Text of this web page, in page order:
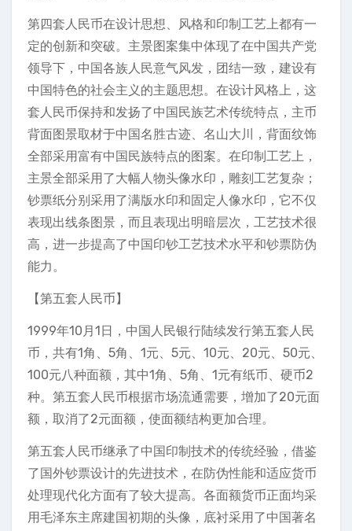
第四套人民币在设计思想、风格和印制工艺上都有一
定的创新和突破。主景图案集中体现了在中国共产党
领导下，中国各族人民意气风发，团结一致，建设有
中国特色的社会主义的主题思想。在设计风格上，这
套人民币保持和发扬了中国民族艺术传统特点，主币
背面图景取材于中国名胜古迹、名山大川，背面纹饰
全部采用富有中国民族特点的图案。在印制工艺上，
主景全部采用了大幅人物头像水印，雕刻工艺复杂；
钞票纸分别采用了满版水印和固定人像水印，它不仅
表现出线条图景，而且表现出明暗层次，工艺技术很
高，进一步提高了中国印钞工艺技术水平和钞票防伪
能力。
【第五套人民币】
1999年10月1日，中国人民银行陆续发行第五套人民
币，共有1角、5角、1元、5元、10元、20元、50元、
100元八种面额，其中1角、5角、1元有纸币、硬币2
种。第五套人民币根据市场流通需要，增加了20元面
额，取消了2元面额，使面额结构更加合理。
第五套人民币继承了中国印制技术的传统经验，借鉴
了国外钞票设计的先进技术，在防伪性能和适应货币
处理现代化方面有了较大提高。各面额货币正面均采
用毛泽东主席建国初期的头像，底衬采用了中国著名